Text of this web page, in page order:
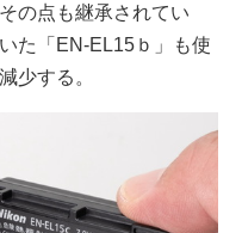
の点も継承されてい
た「EN-EL15ｂ」も使
少する。